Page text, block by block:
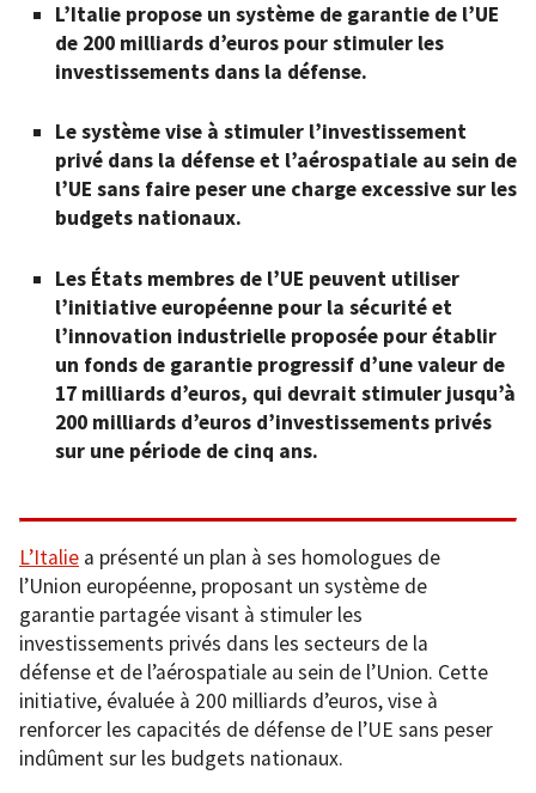
L’Italie propose un système de garantie de l’UE
de 200 milliards d’euros pour stimuler les
investissements dans la défense.
Le système vise à stimuler l’investissement
privé dans la défense et l’aérospatiale au sein de
l’UE sans faire peser une charge excessive sur les
budgets nationaux.
Les États membres de l’UE peuvent utiliser
l’initiative européenne pour la sécurité et
l’innovation industrielle proposée pour établir
un fonds de garantie progressif d’une valeur de
17 milliards d’euros, qui devrait stimuler jusqu’à
200 milliards d’euros d’investissements privés
sur une période de cinq ans.
L’Italie a présenté un plan à ses homologues de
l’Union européenne, proposant un système de
garantie partagée visant à stimuler les
investissements privés dans les secteurs de la
défense et de l’aérospatiale au sein de l’Union. Cette
initiative, évaluée à 200 milliards d’euros, vise à
renforcer les capacités de défense de l’UE sans peser
indûment sur les budgets nationaux.